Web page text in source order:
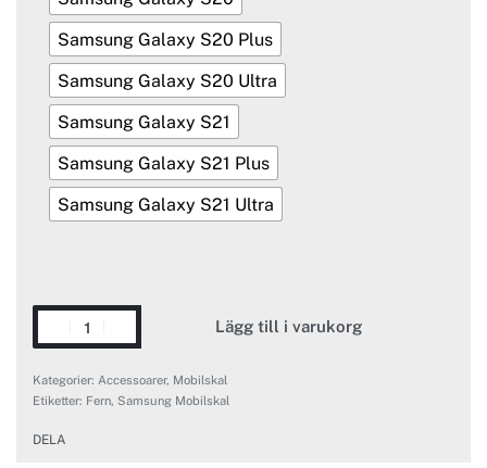
Samsung Galaxy S20 Plus
Samsung Galaxy S20 Ultra
Samsung Galaxy S21
Samsung Galaxy S21 Plus
Samsung Galaxy S21 Ultra
Lägg till i varukorg
Kategorier: Accessoarer, Mobilskal
Etiketter: Fern, Samsung Mobilskal
DELA